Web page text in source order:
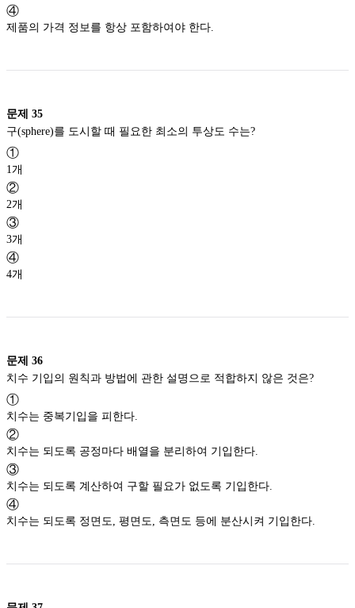
④
제품의 가격 정보를 항상 포함하여야 한다.
문제 35
①
1개
②
2개
③
3개
④
4개
문제 36
①
치수는 중복기입을 피한다.
②
치수는 되도록 공정마다 배열을 분리하여 기입한다.
③
치수는 되도록 계산하여 구할 필요가 없도록 기입한다.
④
치수는 되도록 정면도, 평면도, 측면도 등에 분산시켜 기입한다.